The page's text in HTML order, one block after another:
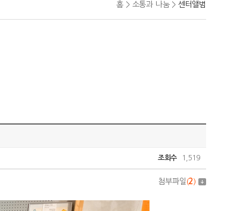
홈 > 소통과 나눔 > 센터앨범
조회수 1,519
첨부파일 (2)